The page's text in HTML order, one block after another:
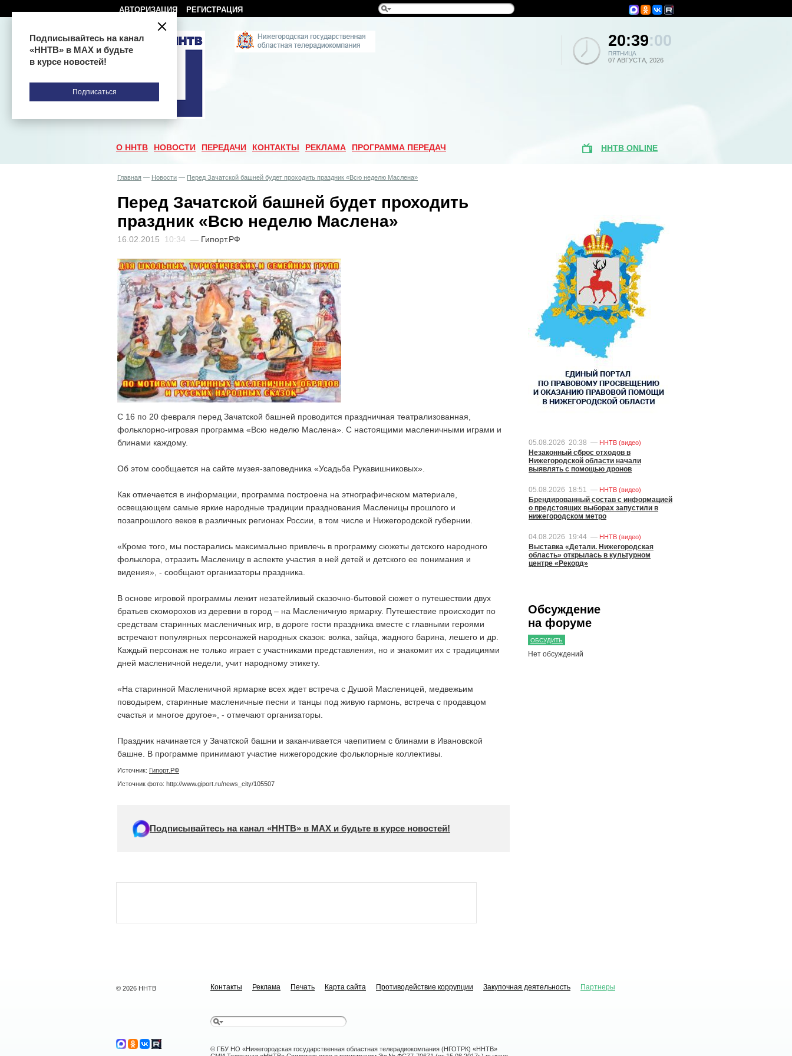
АВТОРИЗАЦИЯ РЕГИСТРАЦИЯ
20:39:00
ПЯТНИЦА
07 АВГУСТА, 2026
О ННТВ НОВОСТИ ПЕРЕДАЧИ КОНТАКТЫ РЕКЛАМА ПРОГРАММА ПЕРЕДАЧ ННТВ ONLINE
Главная — Новости — Перед Зачатской башней будет проходить праздник «Всю неделю Маслена»
Перед Зачатской башней будет проходить
праздник «Всю неделю Маслена»
16.02.2015 10:34 — Гипорт.РФ
С 16 по 20 февраля перед Зачатской башней проводится праздничная театрализованная,
фольклорно-игровая программа «Всю неделю Маслена». С настоящими масленичными играми и
блинами каждому.
Об этом сообщается на сайте музея-заповедника «Усадьба Рукавишниковых».
Как отмечается в информации, программа построена на этнографическом материале,
освещающем самые яркие народные традиции празднования Масленицы прошлого и
позапрошлого веков в различных регионах России, в том числе и Нижегородской губернии.
«Кроме того, мы постарались максимально привлечь в программу сюжеты детского народного
фольклора, отразить Масленицу в аспекте участия в ней детей и детского ее понимания и
видения», - сообщают организаторы праздника.
В основе игровой программы лежит незатейливый сказочно-бытовой сюжет о путешествии двух
братьев скоморохов из деревни в город – на Масленичную ярмарку. Путешествие происходит по
средствам старинных масленичных игр, в дороге гости праздника вместе с главными героями
встречают популярных персонажей народных сказок: волка, зайца, жадного барина, лешего и др.
Каждый персонаж не только играет с участниками представления, но и знакомит их с традициями
дней масленичной недели, учит народному этикету.
«На старинной Масленичной ярмарке всех ждет встреча с Душой Масленицей, медвежьим
поводырем, старинные масленичные песни и танцы под живую гармонь, встреча с продавцом
счастья и многое другое», - отмечают организаторы.
Праздник начинается у Зачатской башни и заканчивается чаепитием с блинами в Ивановской
башне. В программе принимают участие нижегородские фольклорные коллективы.
Источник: Гипорт.РФ
Источник фото: http://www.giport.ru/news_city/105507
Подписывайтесь на канал «ННТВ» в МАХ и будьте в курсе новостей!
05.08.2026 20:38 — ННТВ (видео)
Незаконный сброс отходов в
Нижегородской области начали
выявлять с помощью дронов
05.08.2026 18:51 — ННТВ (видео)
Брендированный состав с информацией
о предстоящих выборах запустили в
нижегородском метро
04.08.2026 19:44 — ННТВ (видео)
Выставка «Детали. Нижегородская
область» открылась в культурном
центре «Рекорд»
Обсуждение
на форуме
ОБСУДИТЬ
Нет обсуждений
© 2026 ННТВ Контакты Реклама Печать Карта сайта Противодействие коррупции Закупочная деятельность Партнеры
© ГБУ НО «Нижегородская государственная областная телерадиокомпания (НГОТРК) «ННТВ»
Подписывайтесь на канал
«ННТВ» в МАХ и будьте
в курсе новостей!
Подписаться